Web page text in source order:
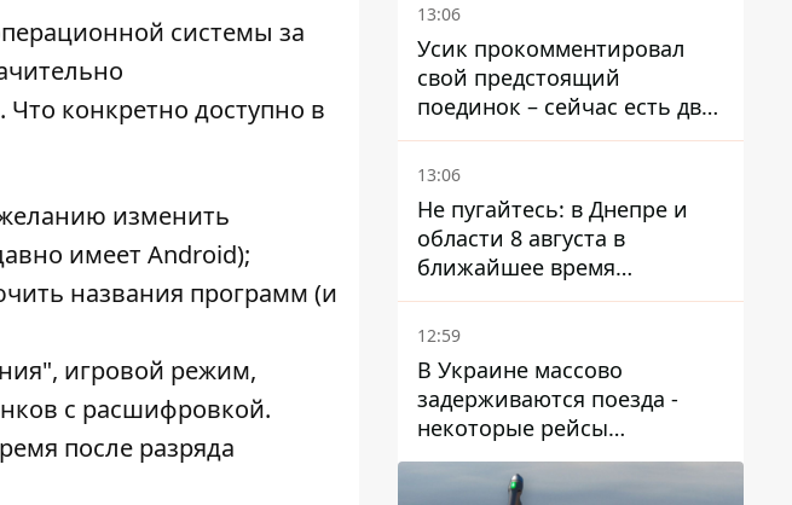
системы за
конкретно доступно в
изменить
имеет Android);
названия программ (и
игровой режим,
с расшифровкой.
после разряда
13:06
Усик прокомментировал
свой предстоящий
поединок – сейчас есть два
варианта
13:06
Не пугайтесь: в Днепре и
области 8 августа в
ближайшее время
ожидается гроза
12:59
В Украине массово
задерживаются поезда -
некоторые рейсы
опаздывают более чем на
12 часов